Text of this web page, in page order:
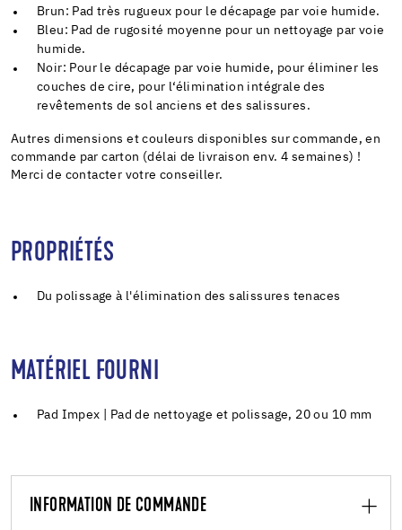
Brun: Pad très rugueux pour le décapage par voie humide.
Bleu: Pad de rugosité moyenne pour un nettoyage par voie
humide.
Noir: Pour le décapage par voie humide, pour éliminer les
couches de cire, pour l‘élimination intégrale des
revêtements de sol anciens et des salissures.
Autres dimensions et couleurs disponibles sur commande, en
commande par carton (délai de livraison env. 4 semaines) !
Merci de contacter votre conseiller.
PROPRIÉTÉS
Du polissage à l'élimination des salissures tenaces
MATÉRIEL FOURNI
Pad Impex | Pad de nettoyage et polissage, 20 ou 10 mm
INFORMATION DE COMMANDE